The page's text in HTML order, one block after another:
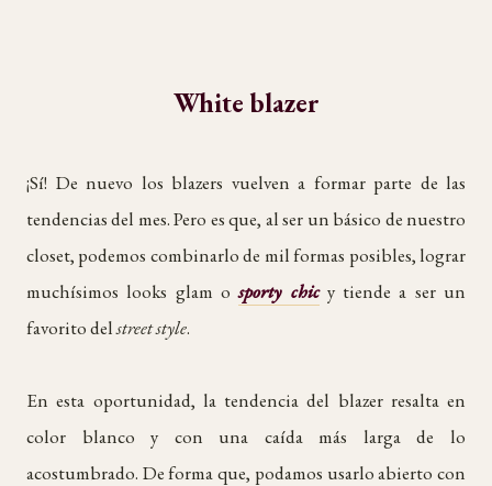
White blazer
¡Sí! De nuevo los blazers vuelven a formar parte de las
tendencias del mes. Pero es que, al ser un básico de nuestro
closet, podemos combinarlo de mil formas posibles, lograr
muchísimos looks glam o sporty chicy tiende a ser un
favorito delstreet style.
En esta oportunidad, la tendencia del blazer resalta en
color blanco y con una caída más larga de lo
acostumbrado. De forma que, podamos usarlo abierto con